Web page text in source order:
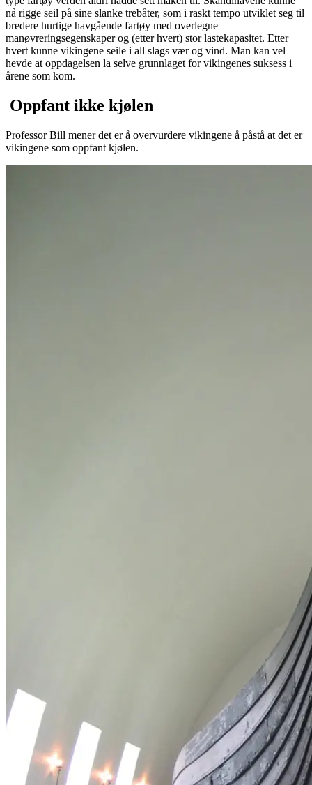
nå rigge seil på sine slanke trebåter, som i raskt tempo utviklet seg til
bredere hurtige havgående fartøy med overlegne
manøvreringsegenskaper og (etter hvert) stor lastekapasitet. Etter
hvert kunne vikingene seile i all slags vær og vind. Man kan vel
hevde at oppdagelsen la selve grunnlaget for vikingenes suksess i
årene som kom.
Oppfant ikke kjølen
Professor Bill mener det er å overvurdere vikingene å påstå at det er
vikingene som oppfant kjølen.